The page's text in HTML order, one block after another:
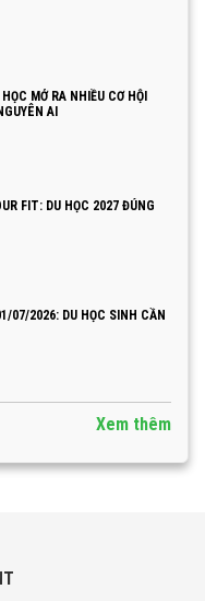
MỞ RA NHIỀU CƠ HỘI
AI
FIT: DU HỌC 2027 ĐÚNG
07/2026: DU HỌC SINH CẦN
Xem thêm